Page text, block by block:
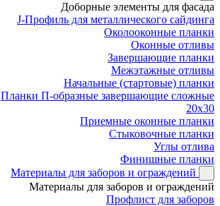
Доборные элементы для фасада
J-Профиль для металлического сайдинга
Околооконные планки
Оконные отливы
Завершающие планки
Межэтажные отливы
Начальные (стартовые) планки
Планки П-образные завершающие сложные
20x30
Приемные оконные планки
Стыковочные планки
Углы отлива
Финишные планки
Материалы для заборов и ограждений
Материалы для заборов и ограждений
Профлист для заборов